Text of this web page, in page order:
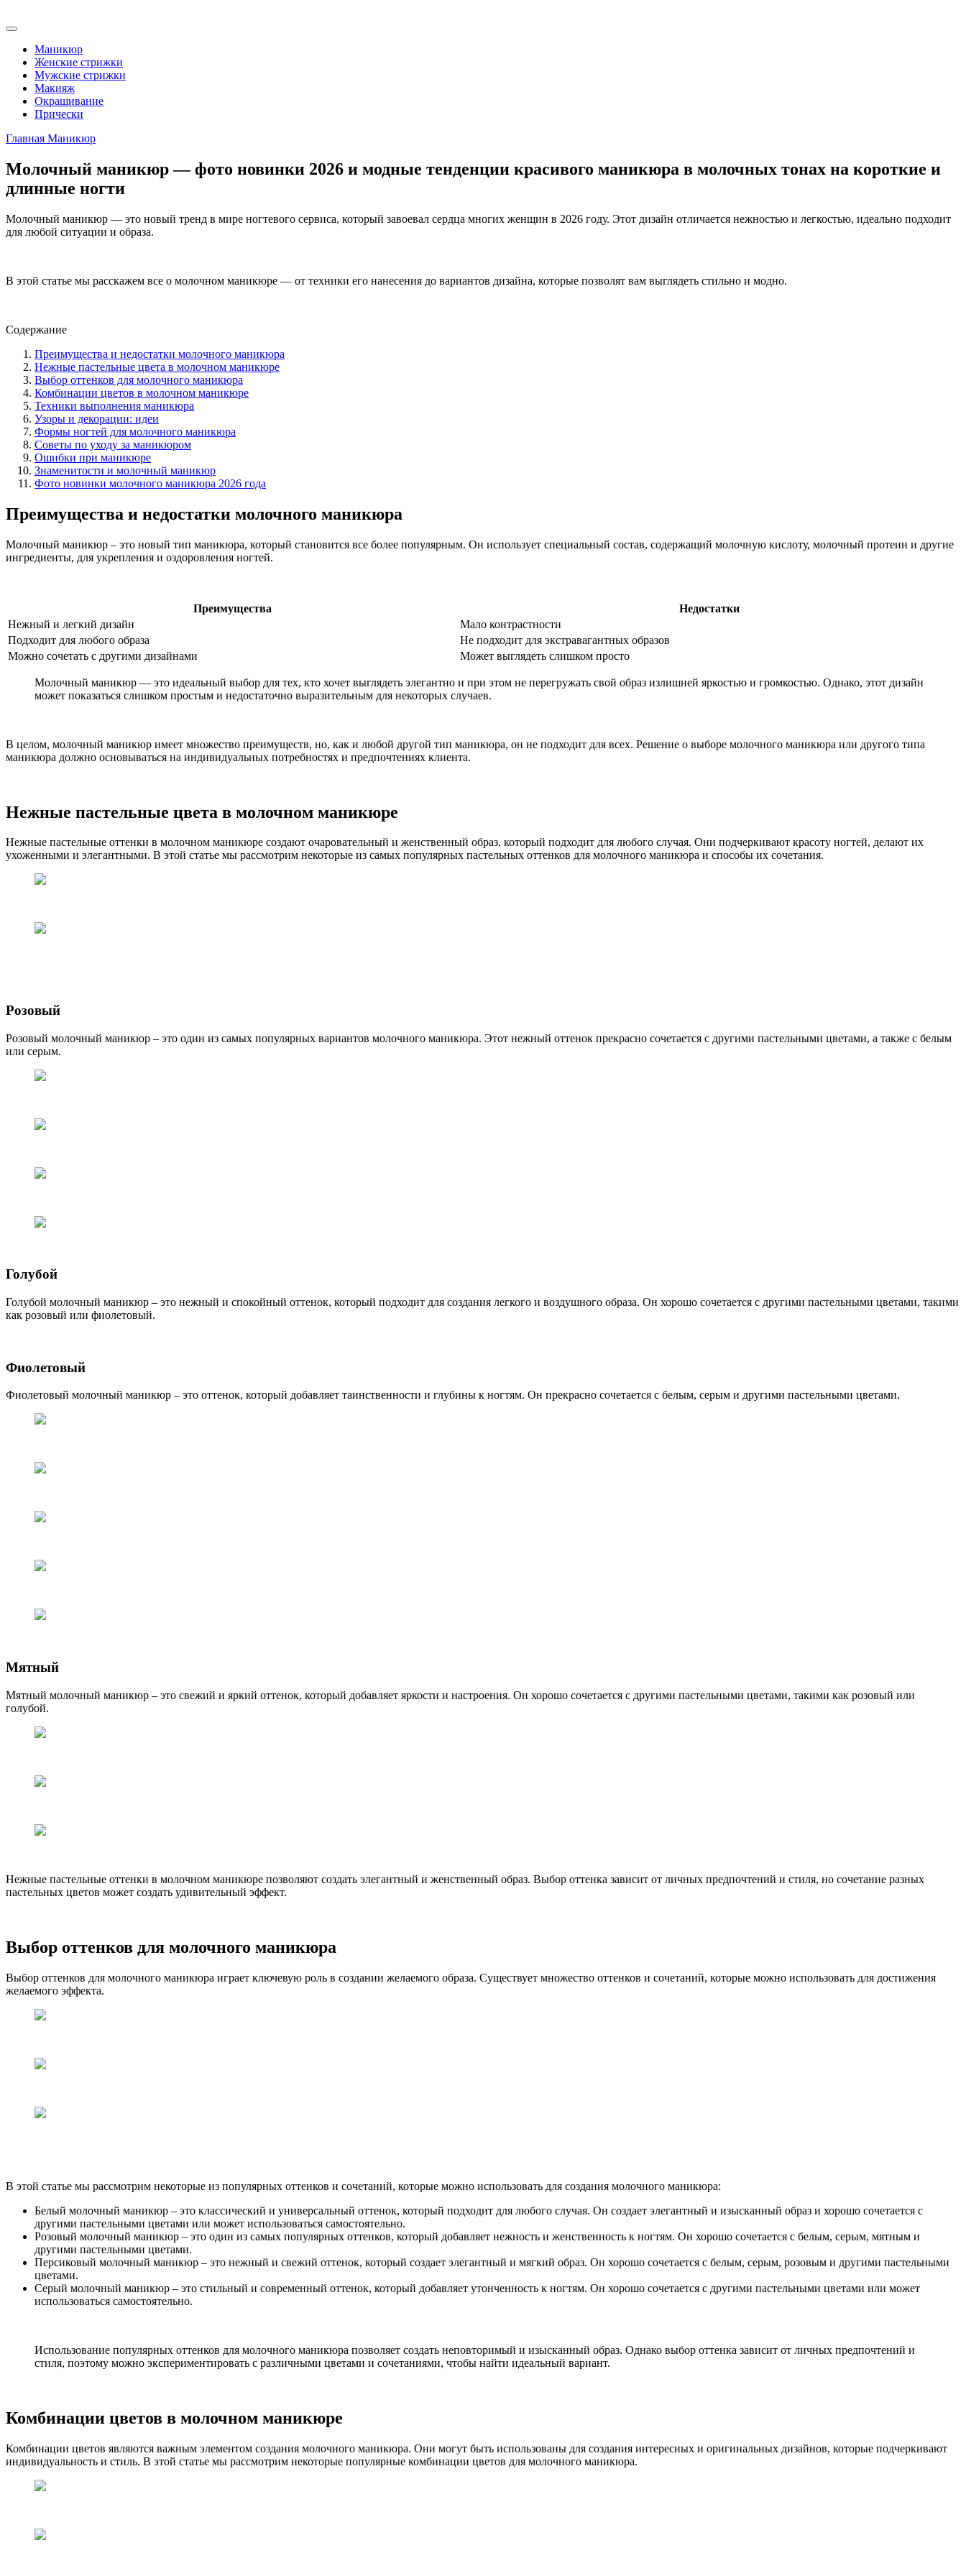
Маникюр
Женские стрижки
Мужские стрижки
Макияж
Окрашивание
Прически
Главная Маникюр
Молочный маникюр — фото новинки 2026 и модные тенденции красивого маникюра в молочных тонах на короткие и
длинные ногти
Молочный маникюр — это новый тренд в мире ногтевого сервиса, который завоевал сердца многих женщин в 2026 году. Этот дизайн отличается нежностью и легкостью, идеально подходит
для любой ситуации и образа.
В этой статье мы расскажем все о молочном маникюре — от техники его нанесения до вариантов дизайна, которые позволят вам выглядеть стильно и модно.
Содержание
Преимущества и недостатки молочного маникюра
Нежные пастельные цвета в молочном маникюре
Выбор оттенков для молочного маникюра
Комбинации цветов в молочном маникюре
Техники выполнения маникюра
Узоры и декорации: идеи
Формы ногтей для молочного маникюра
Советы по уходу за маникюром
Ошибки при маникюре
Знаменитости и молочный маникюр
Фото новинки молочного маникюра 2026 года
Преимущества и недостатки молочного маникюра
Молочный маникюр – это новый тип маникюра, который становится все более популярным. Он использует специальный состав, содержащий молочную кислоту, молочный протеин и другие
ингредиенты, для укрепления и оздоровления ногтей.
Преимущества
Недостатки
Нежный и легкий дизайн
Мало контрастности
Подходит для любого образа
Не подходит для экстравагантных образов
Можно сочетать с другими дизайнами
Может выглядеть слишком просто
Молочный маникюр — это идеальный выбор для тех, кто хочет выглядеть элегантно и при этом не перегружать свой образ излишней яркостью и громкостью. Однако, этот дизайн
может показаться слишком простым и недостаточно выразительным для некоторых случаев.
В целом, молочный маникюр имеет множество преимуществ, но, как и любой другой тип маникюра, он не подходит для всех. Решение о выборе молочного маникюра или другого типа
маникюра должно основываться на индивидуальных потребностях и предпочтениях клиента.
Нежные пастельные цвета в молочном маникюре
Нежные пастельные оттенки в молочном маникюре создают очаровательный и женственный образ, который подходит для любого случая. Они подчеркивают красоту ногтей, делают их
ухоженными и элегантными. В этой статье мы рассмотрим некоторые из самых популярных пастельных оттенков для молочного маникюра и способы их сочетания.
Розовый
Розовый молочный маникюр – это один из самых популярных вариантов молочного маникюра. Этот нежный оттенок прекрасно сочетается с другими пастельными цветами, а также с белым
или серым.
Голубой
Голубой молочный маникюр – это нежный и спокойный оттенок, который подходит для создания легкого и воздушного образа. Он хорошо сочетается с другими пастельными цветами, такими
как розовый или фиолетовый.
Фиолетовый
Фиолетовый молочный маникюр – это оттенок, который добавляет таинственности и глубины к ногтям. Он прекрасно сочетается с белым, серым и другими пастельными цветами.
Мятный
Мятный молочный маникюр – это свежий и яркий оттенок, который добавляет яркости и настроения. Он хорошо сочетается с другими пастельными цветами, такими как розовый или
голубой.
Нежные пастельные оттенки в молочном маникюре позволяют создать элегантный и женственный образ. Выбор оттенка зависит от личных предпочтений и стиля, но сочетание разных
пастельных цветов может создать удивительный эффект.
Выбор оттенков для молочного маникюра
Выбор оттенков для молочного маникюра играет ключевую роль в создании желаемого образа. Существует множество оттенков и сочетаний, которые можно использовать для достижения
желаемого эффекта.
В этой статье мы рассмотрим некоторые из популярных оттенков и сочетаний, которые можно использовать для создания молочного маникюра:
Белый молочный маникюр – это классический и универсальный оттенок, который подходит для любого случая. Он создает элегантный и изысканный образ и хорошо сочетается с
другими пастельными цветами или может использоваться самостоятельно.
Розовый молочный маникюр – это один из самых популярных оттенков, который добавляет нежность и женственность к ногтям. Он хорошо сочетается с белым, серым, мятным и
другими пастельными цветами.
Персиковый молочный маникюр – это нежный и свежий оттенок, который создает элегантный и мягкий образ. Он хорошо сочетается с белым, серым, розовым и другими пастельными
цветами.
Серый молочный маникюр – это стильный и современный оттенок, который добавляет утонченность к ногтям. Он хорошо сочетается с другими пастельными цветами или может
использоваться самостоятельно.
Использование популярных оттенков для молочного маникюра позволяет создать неповторимый и изысканный образ. Однако выбор оттенка зависит от личных предпочтений и
стиля, поэтому можно экспериментировать с различными цветами и сочетаниями, чтобы найти идеальный вариант.
Комбинации цветов в молочном маникюре
Комбинации цветов являются важным элементом создания молочного маникюра. Они могут быть использованы для создания интересных и оригинальных дизайнов, которые подчеркивают
индивидуальность и стиль. В этой статье мы рассмотрим некоторые популярные комбинации цветов для молочного маникюра.